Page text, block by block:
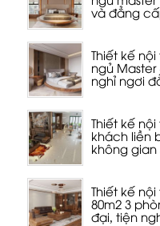
và đẳng
Thiết kế
ngủ
nghỉ ngơi
Thiết kế
khách liền
không gian
Thiết kế
80m2 3
đại, tiện